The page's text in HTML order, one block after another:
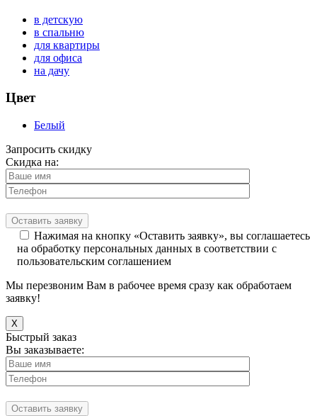
в детскую
в спальню
для квартиры
для офиса
на дачу
Цвет
Белый
Запросить скидку
Скидка на:
Нажимая на кнопку «Оставить заявку», вы соглашаетесь
на обработку персональных данных в соответствии с
пользовательским соглашением
Мы перезвоним Вам в рабочее время сразу как обработаем
заявку!
X
Быстрый заказ
Вы заказываете: